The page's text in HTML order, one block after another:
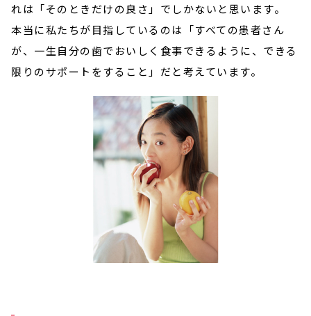
れは「そのときだけの良さ」でしかないと思います。
本当に私たちが目指しているのは「すべての患者さん
が、一生自分の歯でおいしく食事できるように、できる
限りのサポートをすること」だと考えています。